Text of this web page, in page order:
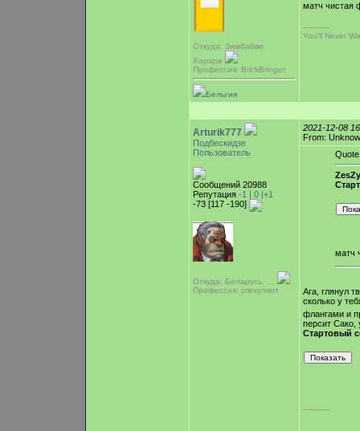
Откуда: Зимбабве,
Хараре
Профессия: BrickBringer
Бельгия
матч чистая
-----------
You'll Never
Arturik777
Подбескидзе
Пользователь
Сообщений 20988
Репутация -1 | 0 |+1
-73 [117 -190]
Откуда: Беларусь, …
Профессия: спекулянт
2021-12-08
From:
Quote
матч
Ага, глянул
сколько у
флангами и
персит Сако,
Стартовый
-----------